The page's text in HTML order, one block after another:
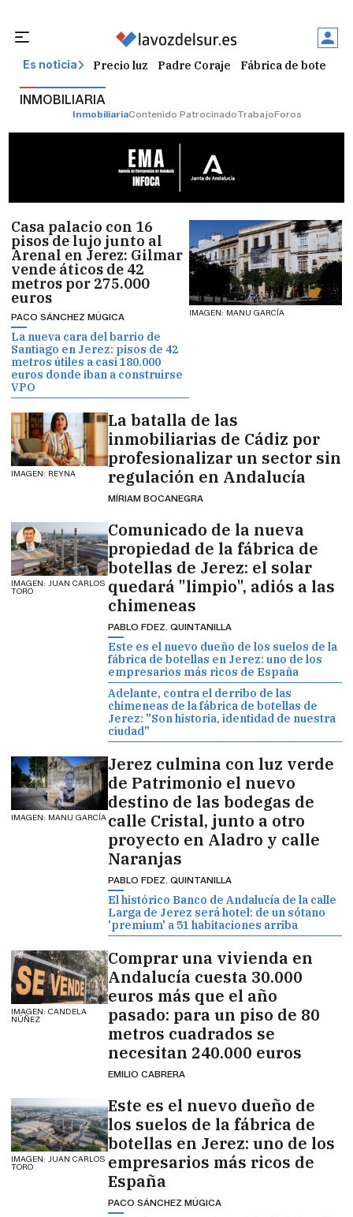
Es noticia Precio luz Padre Coraje Fábrica de botellas
INMOBILIARIA
InmobiliariaContenido PatrocinadoTrabajoForos
IMAGEN: MANU GARCÍA
Casa palacio con 16
pisos de lujo junto al
Arenal en Jerez: Gilmar
vende áticos de 42
metros por 275.000
euros
PACO SÁNCHEZ MÚGICA
La nueva cara del barrio de
Santiago en Jerez: pisos de 42
metros útiles a casi 180.000
euros donde iban a construirse
VPO
IMAGEN: REYNA
La batalla de las
inmobiliarias de Cádiz por
profesionalizar un sector sin
regulación en Andalucía
MÍRIAM BOCANEGRA
IMAGEN: JUAN CARLOS
TORO
Comunicado de la nueva
propiedad de la fábrica de
botellas de Jerez: el solar
quedará "limpio", adiós a las
chimeneas
PABLO FDEZ. QUINTANILLA
Este es el nuevo dueño de los suelos de la
fábrica de botellas en Jerez: uno de los
empresarios más ricos de España
Adelante, contra el derribo de las
chimeneas de la fábrica de botellas de
Jerez: "Son historia, identidad de nuestra
ciudad"
IMAGEN: MANU GARCÍA
Jerez culmina con luz verde
de Patrimonio el nuevo
destino de las bodegas de
calle Cristal, junto a otro
proyecto en Aladro y calle
Naranjas
PABLO FDEZ. QUINTANILLA
El histórico Banco de Andalucía de la calle
Larga de Jerez será hotel: de un sótano
'premium' a 51 habitaciones arriba
IMAGEN: CANDELA
NÚÑEZ
Comprar una vivienda en
Andalucía cuesta 30.000
euros más que el año
pasado: para un piso de 80
metros cuadrados se
necesitan 240.000 euros
EMILIO CABRERA
IMAGEN: JUAN CARLOS
TORO
Este es el nuevo dueño de
los suelos de la fábrica de
botellas en Jerez: uno de los
empresarios más ricos de
España
PACO SÁNCHEZ MÚGICA